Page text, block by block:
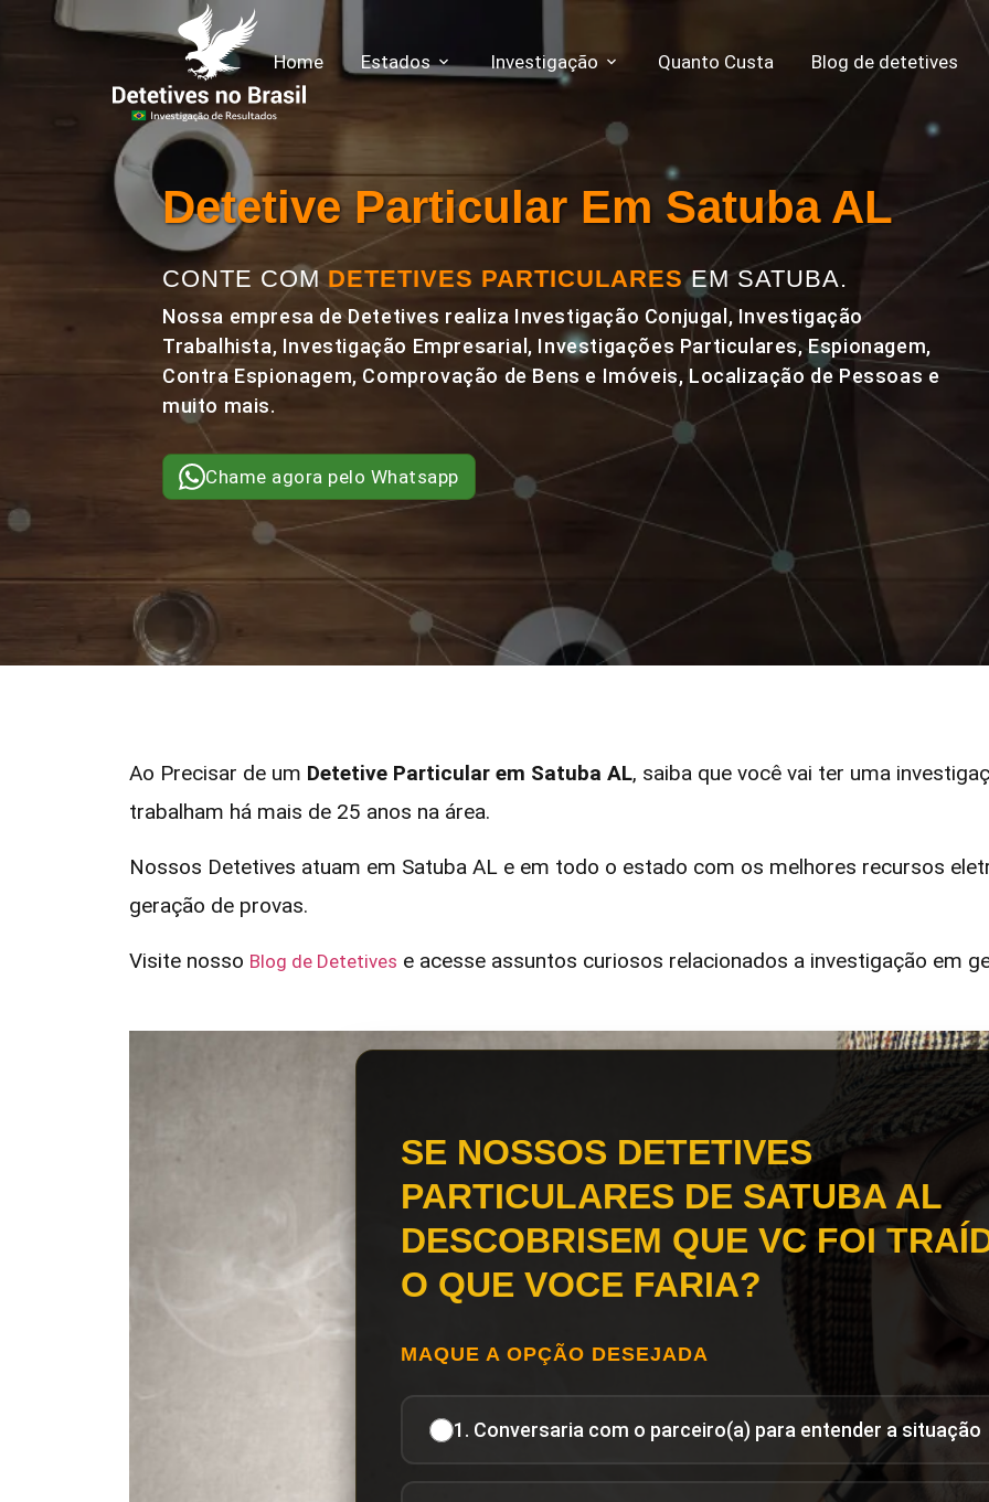
Home Estados Investigação Quanto Custa Blog de detetives
Detetive Particular Em Satuba AL
CONTE COMDETETIVES PARTICULARESEM SATUBA.
Nossa empresa de Detetives realiza Investigação Conjugal, Investigação
Trabalhista, Investigação Empresarial, Investigações Particulares, Espionagem,
Contra Espionagem, Comprovação de Bens e Imóveis, Localização de Pessoas e
muito mais.
Chame agora pelo Whatsapp
Ao Precisar de um Detetive Particular em Satuba AL, saiba que você vai ter uma
trabalham há mais de 25 anos na área.
Nossos Detetives atuam em Satuba AL e em todo o estado com os melhores recursos
geração de provas.
Visite nosso Blog de Detetives e acesse assuntos curiosos relacionados a investigação em
SE NOSSOS DETETIVES
PARTICULARES DE SATUBA AL
DESCOBRISEM QUE VC FOI
O QUE VOCE FARIA?
MAQUE A OPÇÃO DESEJADA
1. Conversaria com o parceiro(a) para entender a situação